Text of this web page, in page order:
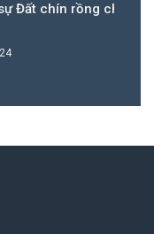
chặn bàn tay quân